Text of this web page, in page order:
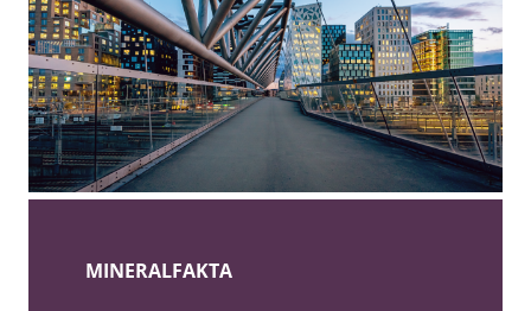
MINERALFAKTA